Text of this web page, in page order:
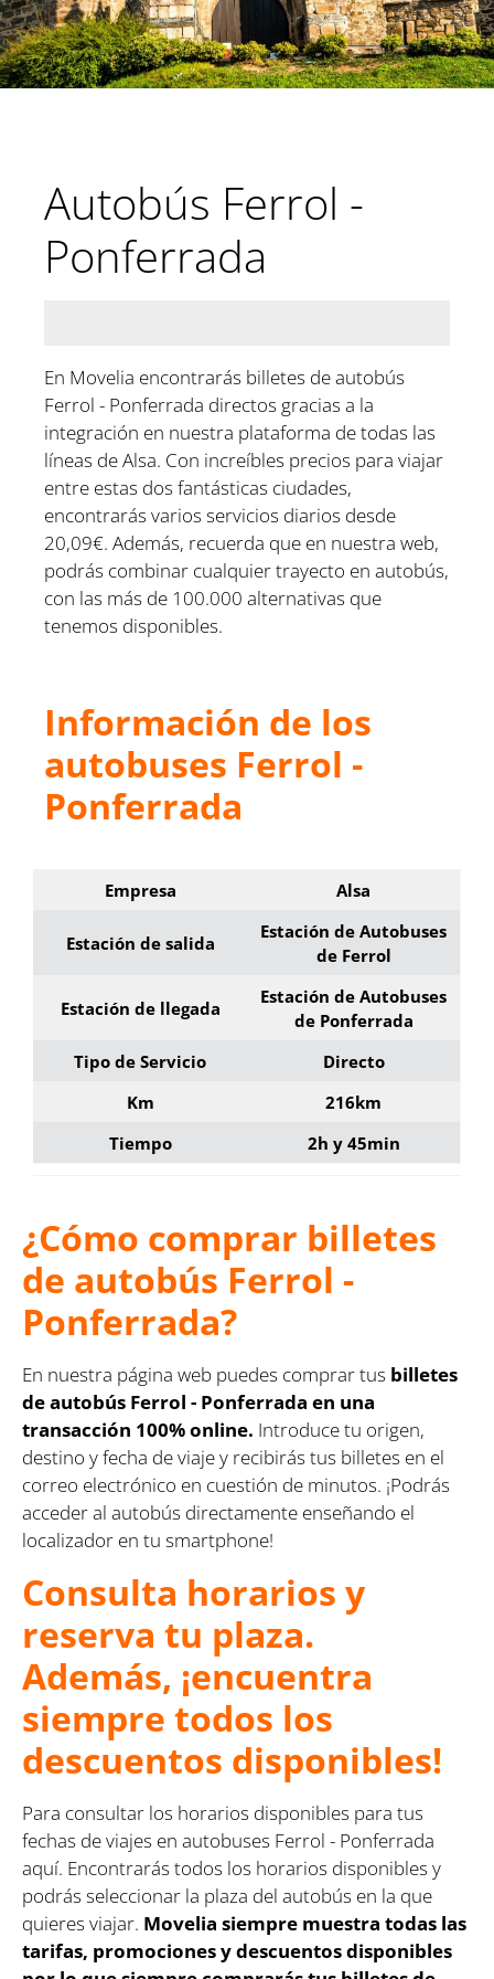
Autobús Ferrol -
Ponferrada
En Movelia encontrarás billetes de autobús
Ferrol - Ponferrada directos gracias a la
integración en nuestra plataforma de todas las
líneas de Alsa. Con increíbles precios para viajar
entre estas dos fantásticas ciudades,
encontrarás varios servicios diarios desde
20,09€. Además, recuerda que en nuestra web,
podrás combinar cualquier trayecto en autobús,
con las más de 100.000 alternativas que
tenemos disponibles.
Información de los
autobuses Ferrol -
Ponferrada
Empresa Alsa
Estación de salida
Estación de Autobuses
de Ferrol
Estación de llegada
Estación de Autobuses
de Ponferrada
Tipo de Servicio
Directo
Km
216km
Tiempo
2h y 45min
¿Cómo comprar billetes
de autobús Ferrol -
Ponferrada?
En nuestra página web puedes comprar tus billetes
de autobús Ferrol - Ponferrada en una
transacción 100% online. Introduce tu origen,
destino y fecha de viaje y recibirás tus billetes en el
correo electrónico en cuestión de minutos. ¡Podrás
acceder al autobús directamente enseñando el
localizador en tu smartphone!
Consulta horarios y
reserva tu plaza.
Además, ¡encuentra
siempre todos los
descuentos disponibles!
Para consultar los horarios disponibles para tus
fechas de viajes en autobuses Ferrol - Ponferrada
aquí. Encontrarás todos los horarios disponibles y
podrás seleccionar la plaza del autobús en la que
quieres viajar. Movelia siempre muestra todas las
tarifas, promociones y descuentos disponibles